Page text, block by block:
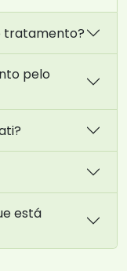
tratamento?
pelo
está